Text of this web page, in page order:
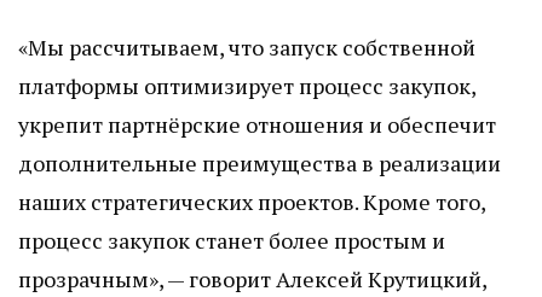
«Мы рассчитываем, что запуск собственной
платформы оптимизирует процесс закупок,
укрепит партнёрские отношения и обеспечит
дополнительные преимущества в реализации
наших стратегических проектов. Кроме того,
процесс закупок станет более простым и
прозрачным», — говорит Алексей Крутицкий,